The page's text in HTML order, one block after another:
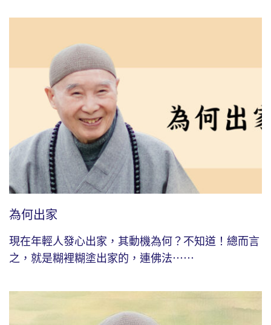
為何出家
現在年輕人發心出家，其動機為何？不知道！總而言
之，就是糊裡糊塗出家的，連佛法⋯⋯